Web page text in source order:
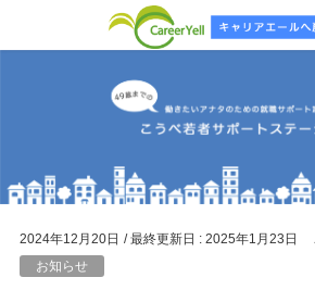
2024年12月20日 / 最終更新日 : 2025年1月23日
お知らせ